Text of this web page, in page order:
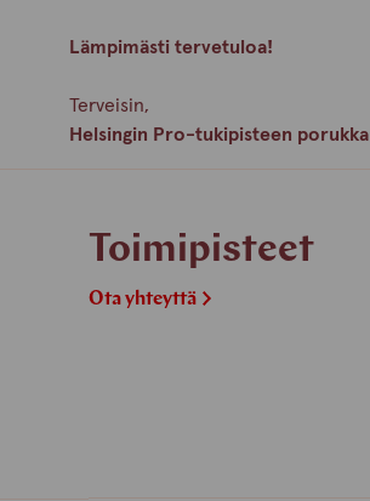
Lämpimästi tervetuloa!
Terveisin,
Helsingin Pro-tukipisteen porukka
Toimipisteet
Ota yhteyttä